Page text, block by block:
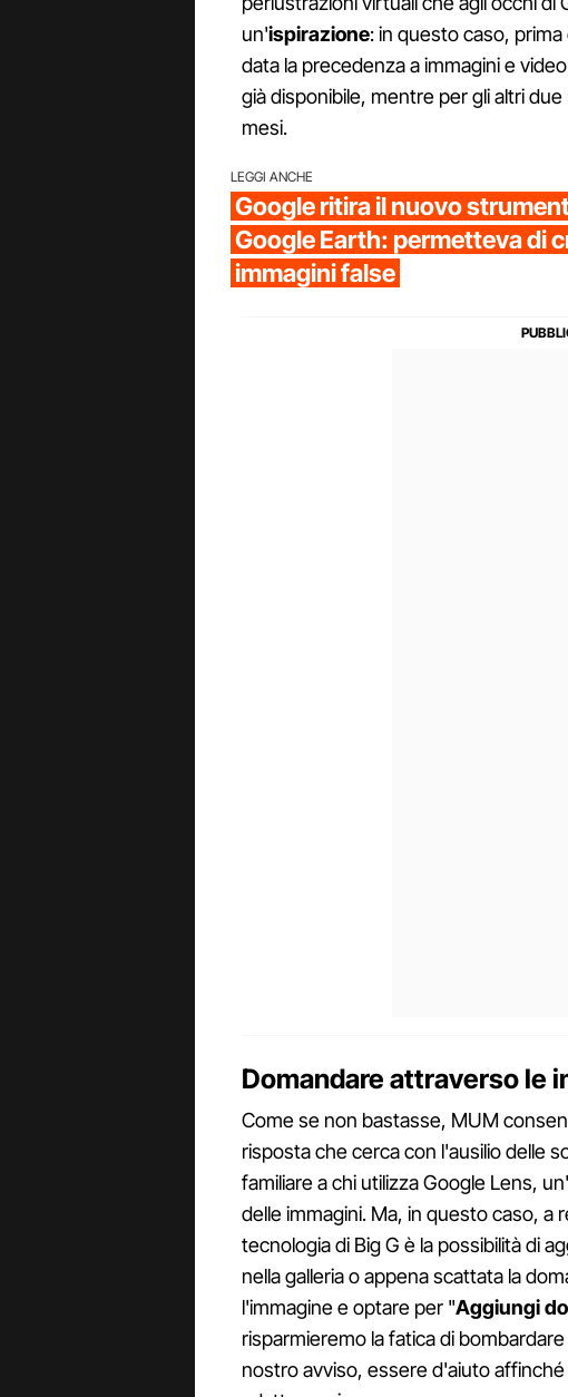
un'ispirazione: in questo caso,
data la precedenza a immagini e
già disponibile, mentre per gli altri
mesi.
LEGGI ANCHE
Google ritira il nuovo
Google Earth: permetteva di
immagini false
Domandare attraverso le
Come se non bastasse, MUM
risposta che cerca con l'ausilio delle
familiare a chi utilizza Google Lens,
delle immagini. Ma, in questo caso, a
tecnologia di Big G è la possibilità di
nella galleria o appena scattata la
l'immagine e optare per "Aggiungi
risparmieremo la fatica di
nostro avviso, essere d'aiuto